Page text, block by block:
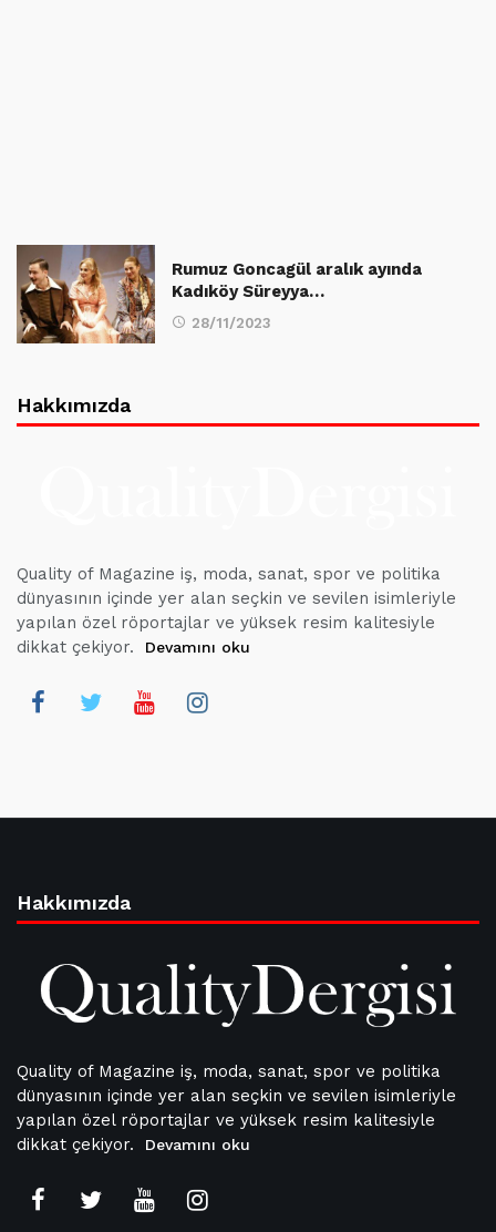
Rumuz Goncagül aralık ayında
Kadıköy Süreyya…
28/11/2023
Hakkımızda
Quality of Magazine iş, moda, sanat, spor ve politika
dünyasının içinde yer alan seçkin ve sevilen isimleriyle
yapılan özel röportajlar ve yüksek resim kalitesiyle
dikkat çekiyor.
Devamını oku
Hakkımızda
Quality of Magazine iş, moda, sanat, spor ve politika
dünyasının içinde yer alan seçkin ve sevilen isimleriyle
yapılan özel röportajlar ve yüksek resim kalitesiyle
dikkat çekiyor.
Devamını oku